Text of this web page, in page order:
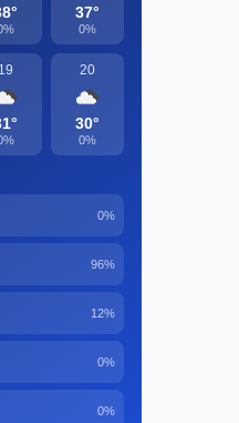
37°
0%
19 20
30°
0%
0%
96%
12%
0%
0%